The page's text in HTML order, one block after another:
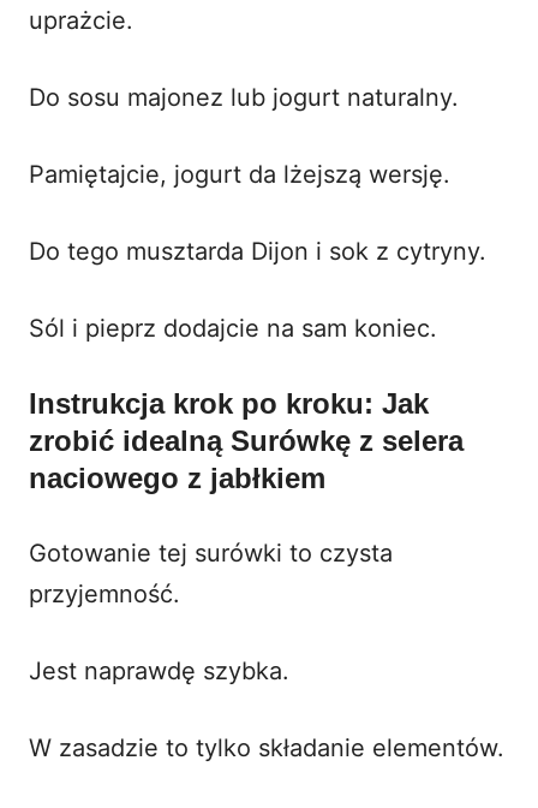
uprażcie.
Do sosu majonez lub jogurt naturalny.
Pamiętajcie, jogurt da lżejszą wersję.
Do tego musztarda Dijon i sok z cytryny.
Sól i pieprz dodajcie na sam koniec.
Instrukcja krok po kroku: Jak
zrobić idealną Surówkę z selera
naciowego z jabłkiem
Gotowanie tej surówki to czysta
przyjemność.
Jest naprawdę szybka.
W zasadzie to tylko składanie elementów.